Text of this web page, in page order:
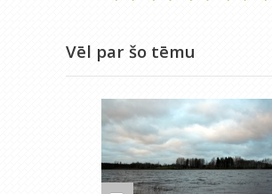
Vēl par šo tēmu